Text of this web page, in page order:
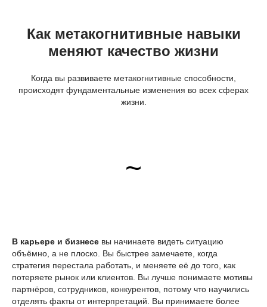
Как метакогнитивные навыки
меняют качество жизни
Когда вы развиваете метакогнитивные способности,
происходят фундаментальные изменения во всех сферах
жизни.
~
В карьере и бизнесе вы начинаете видеть ситуацию
объёмно, а не плоско. Вы быстрее замечаете, когда
стратегия перестала работать, и меняете её до того, как
потеряете рынок или клиентов. Вы лучше понимаете мотивы
партнёров, сотрудников, конкурентов, потому что научились
отделять факты от интерпретаций. Вы принимаете более